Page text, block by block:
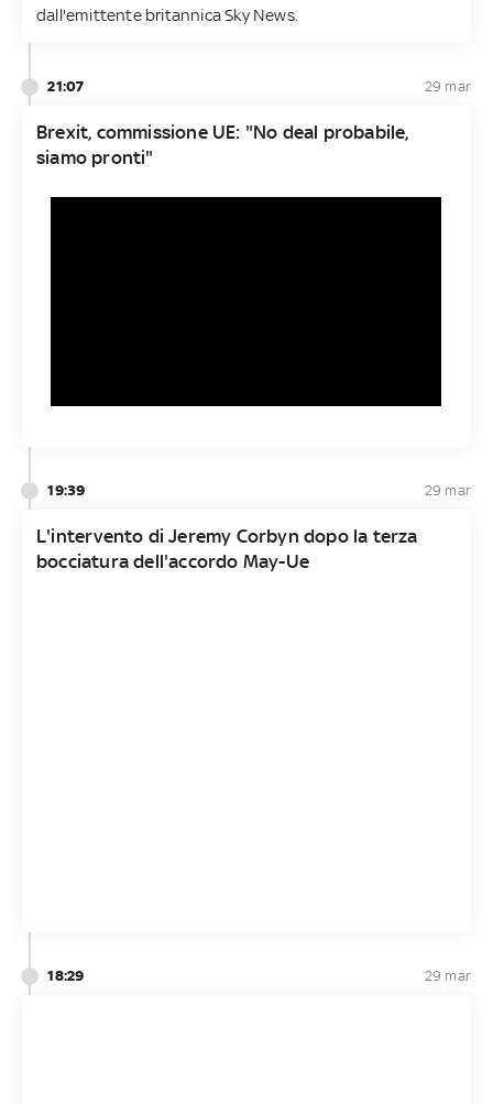
dall'emittente britannica Sky News.
21:07 29 mar
Brexit, commissione UE: "No deal probabile,
siamo pronti"
19:39 29 mar
L'intervento di Jeremy Corbyn dopo la terza
bocciatura dell'accordo May-Ue
18:29 29 mar